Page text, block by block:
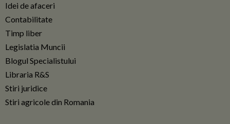
Idei de afaceri
Contabilitate
Timp liber
Legislatia Muncii
Blogul Specialistului
Libraria R&S
Stiri juridice
Stiri agricole din Romania